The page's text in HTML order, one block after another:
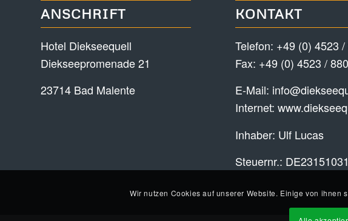
ANSCHRIFT
Hotel Diekseequell
Diekseepromenade 21
23714 Bad Malente
KONTAKT
Telefon: +49 (0) 4523
Fax: +49 (0) 4523 /
E-Mail:
Internet:
Inhaber: Ulf Lucas
Steuernr.:
Wir nutzen Cookies auf unserer Website. Einige von